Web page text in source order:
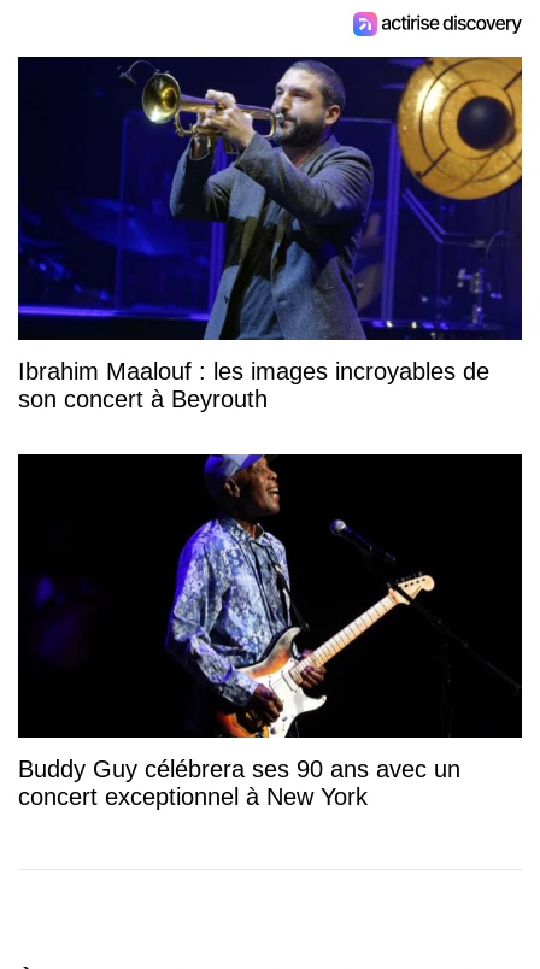
Ibrahim Maalouf : les images incroyables de
son concert à Beyrouth
Buddy Guy célébrera ses 90 ans avec un
concert exceptionnel à New York